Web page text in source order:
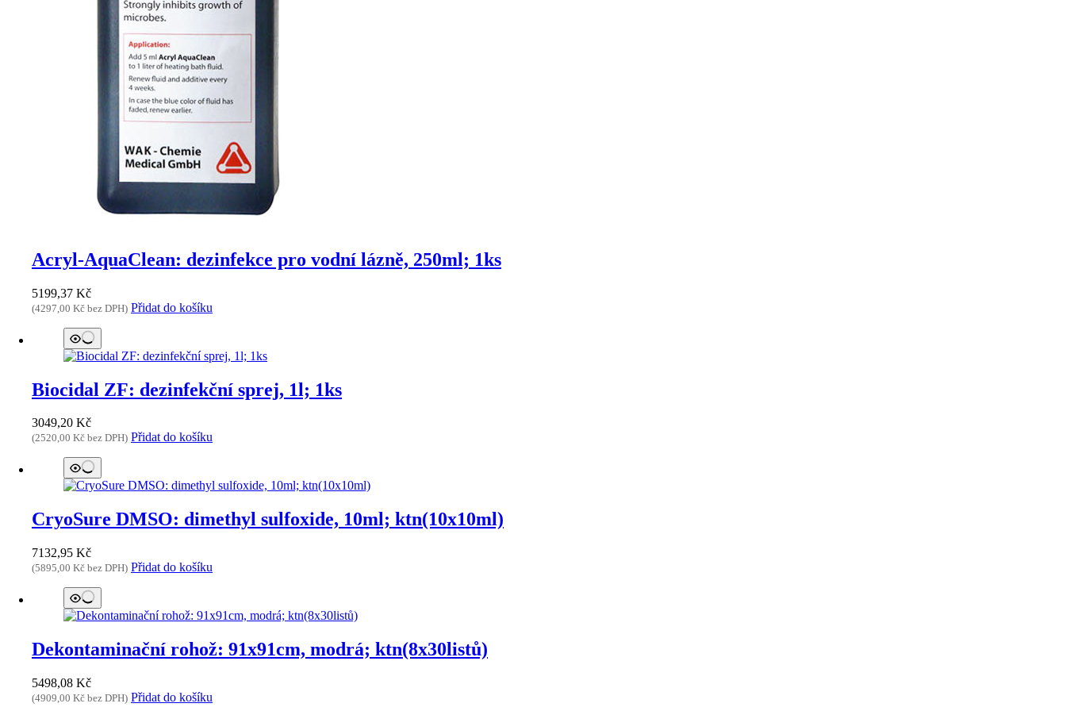
Acryl-AquaClean: dezinfekce pro vodní lázně, 250ml; 1ks
5199,37 Kč
(4297,00 Kč bez DPH) Přidat do košíku
Biocidal ZF: dezinfekční sprej, 1l; 1ks
3049,20 Kč
(2520,00 Kč bez DPH) Přidat do košíku
CryoSure DMSO: dimethyl sulfoxide, 10ml; ktn(10x10ml)
7132,95 Kč
(5895,00 Kč bez DPH) Přidat do košíku
Dekontaminační rohož: 91x91cm, modrá; ktn(8x30listů)
5498,08 Kč
(4909,00 Kč bez DPH) Přidat do košíku